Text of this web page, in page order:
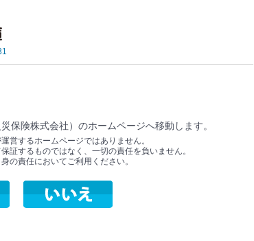
保険株式会社）のホームページへ移動します。
営するホームページではありません。
証するものではなく、一切の責任を負いません。
の責任においてご利用ください。